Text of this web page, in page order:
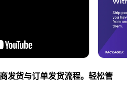
发货与订单发货流程。轻松管